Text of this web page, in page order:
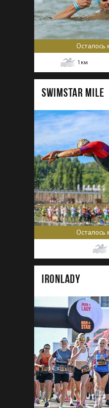
Осталось
1 км
SWIMSTAR MILE
Осталось
IRONLADY